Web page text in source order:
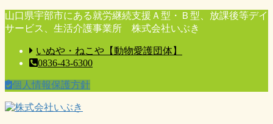
コ
ン
に
移
動
ナ
ビ
ョ
ン
に
山口県宇部市にある就労継続支援Ａ型・Ｂ型、放課後等デイ
サービス、生活介護事業所 株式会社いぶき
いぬや・ねこや【動物愛護団体】
0836-43-6300
個人情報保護方針